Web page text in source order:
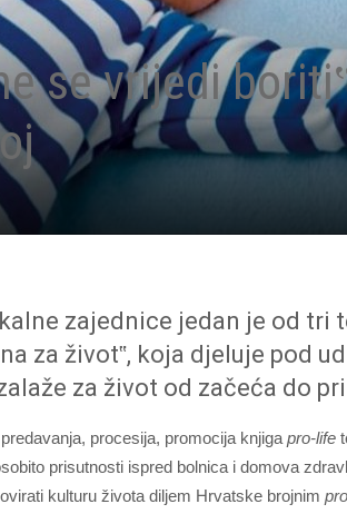
se vrijedi
zajednice jedan je od tri
za život‟, koja djeluje pod
za život od začeća do
procesija, promocija knjiga pro-life
prisutnosti ispred bolnica i domova
kulturu života diljem Hrvatske brojnim